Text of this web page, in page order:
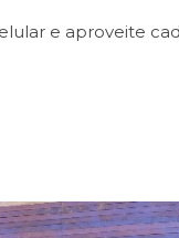
e aproveite